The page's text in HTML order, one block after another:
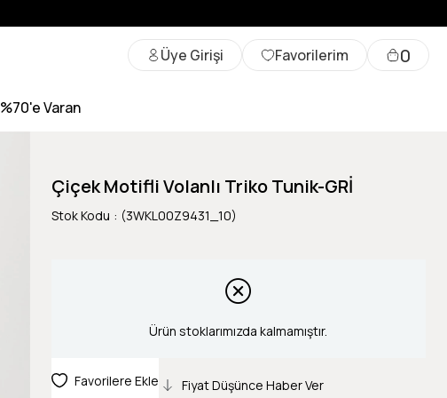
Üye Girişi Favorilerim 0
%70'e Varan
Çiçek Motifli Volanlı Triko Tunik-GRİ
Stok Kodu (3WKL00Z9431_10)
Ürün stoklarımızda kalmamıştır.
Favorilere Ekle Fiyat Düşünce Haber Ver